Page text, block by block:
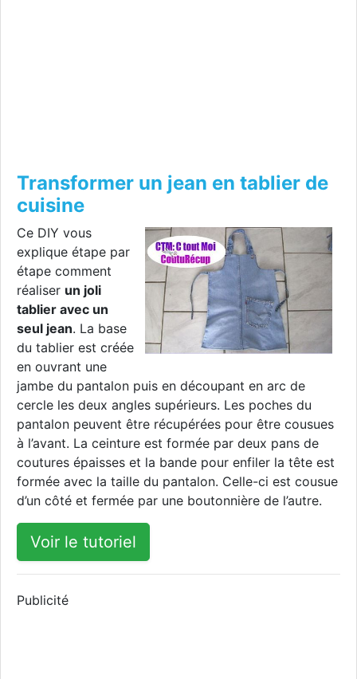
Transformer un jean en tablier de
cuisine
Ce DIY vous
explique étape par
étape comment
réaliser un joli
tablier avec un
seul jean. La base
du tablier est créée
en ouvrant une
jambe du pantalon puis en découpant en arc de
cercle les deux angles supérieurs. Les poches du
pantalon peuvent être récupérées pour être cousues
à l’avant. La ceinture est formée par deux pans de
coutures épaisses et la bande pour enfiler la tête est
formée avec la taille du pantalon. Celle-ci est cousue
d’un côté et fermée par une boutonnière de l’autre.
Voir le tutoriel
Publicité